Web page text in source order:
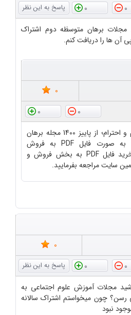
0
0
مجلات برهان متوسظه دوم اشتراک
آن ها را دریافت کنم.
0
0
0
کاربر گرامی، با سلام و احترام؛ از پاییز 1400 مجله برهان
متوسطه دوم فقط به صورت فایل PDF به فروش
می‌رسد.لطفاً برای خرید فایل PDF به بخش فروش و
سایت مراجعه بفرمایید.
0
0
0
مجلات آموزش علوم اجتماعی به
چون میخواستم اشتراک سالانه
نبود